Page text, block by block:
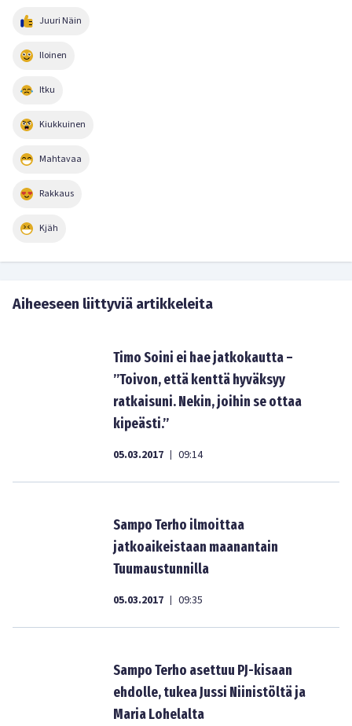
Juuri Näin
Iloinen
Itku
Kiukkuinen
Mahtavaa
Rakkaus
Kjäh
Aiheeseen liittyviä artikkeleita
Timo Soini ei hae jatkokautta –
”Toivon, että kenttä hyväksyy
ratkaisuni. Nekin, joihin se ottaa
kipeästi.”
05.03.2017 | 09:14
Sampo Terho ilmoittaa
jatkoaikeistaan maanantain
Tuumaustunnilla
05.03.2017 | 09:35
Sampo Terho asettuu PJ-kisaan
ehdolle, tukea Jussi Niinistöltä ja
Maria Lohelalta